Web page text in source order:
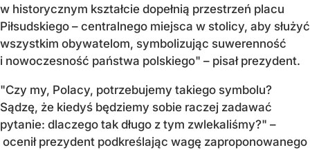
w historycznym kształcie dopełnią przestrzeń placu
Piłsudskiego – centralnego miejsca w stolicy, aby służyć
wszystkim obywatelom, symbolizując suwerenność
i nowoczesność państwa polskiego" – pisał prezydent.
"Czy my, Polacy, potrzebujemy takiego symbolu?
Sądzę, że kiedyś będziemy sobie raczej zadawać
pytanie: dlaczego tak długo z tym zwlekaliśmy?" –
ocenił prezydent podkreślając wagę zaproponowanego